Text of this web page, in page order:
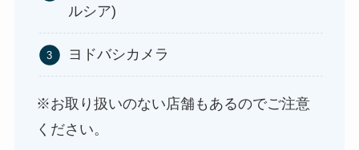
アサイーの冷凍はどこに売ってる？コストコや業
ルシア)
ヨドバシカメラ
※お取り扱いのない店舗もあるのでご注意
ください。